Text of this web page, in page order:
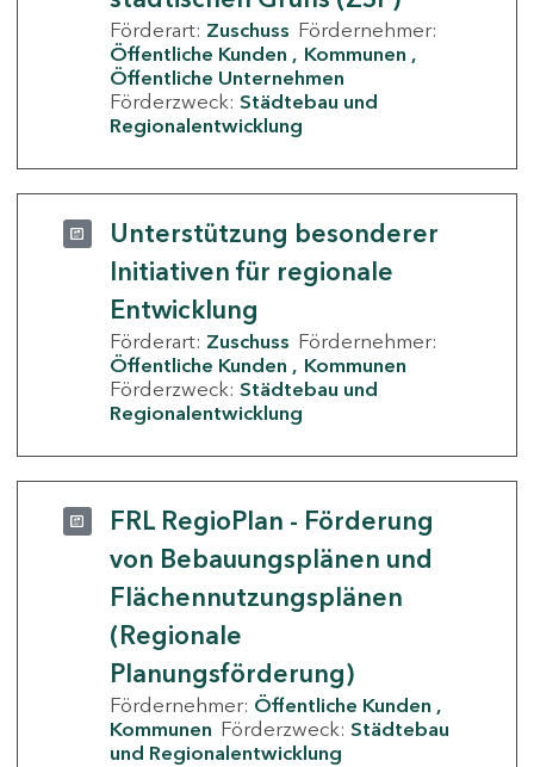
Förderart: Zuschuss Fördernehmer:
Öffentliche Kunden
Kommunen
Öffentliche Unternehmen
Förderzweck: Städtebau und
Regionalentwicklung
Unterstützung besonderer
Initiativen für regionale
Entwicklung
Förderart: Zuschuss Fördernehmer:
Öffentliche Kunden
Kommunen
Förderzweck: Städtebau und
Regionalentwicklung
FRL RegioPlan - Förderung
von Bebauungsplänen und
Flächennutzungsplänen
(Regionale
Planungsförderung)
Fördernehmer: Öffentliche Kunden
Kommunen Förderzweck: Städtebau
und Regionalentwicklung